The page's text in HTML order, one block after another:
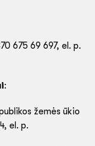
675 69 697, el. p.
:
žemės ūkio
el. p.